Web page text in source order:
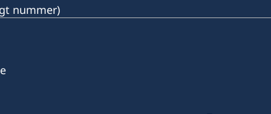
nummer)